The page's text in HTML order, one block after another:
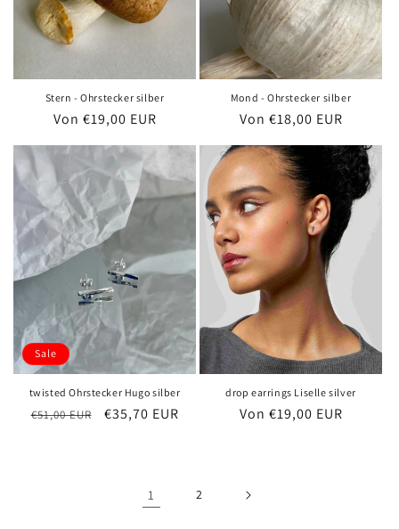
Stern - Ohrstecker silber
Normaler
Preis
Von €19,00 EUR
Mond - Ohrstecker silber
Normaler
Preis
Von €18,00 EUR
Sale
twisted Ohrstecker Hugo silber
Normaler
€51,00 EUR Verkaufspreis
€35,70 EUR
drop earrings Liselle silver
Normaler
Von €19,00 EUR
1 2